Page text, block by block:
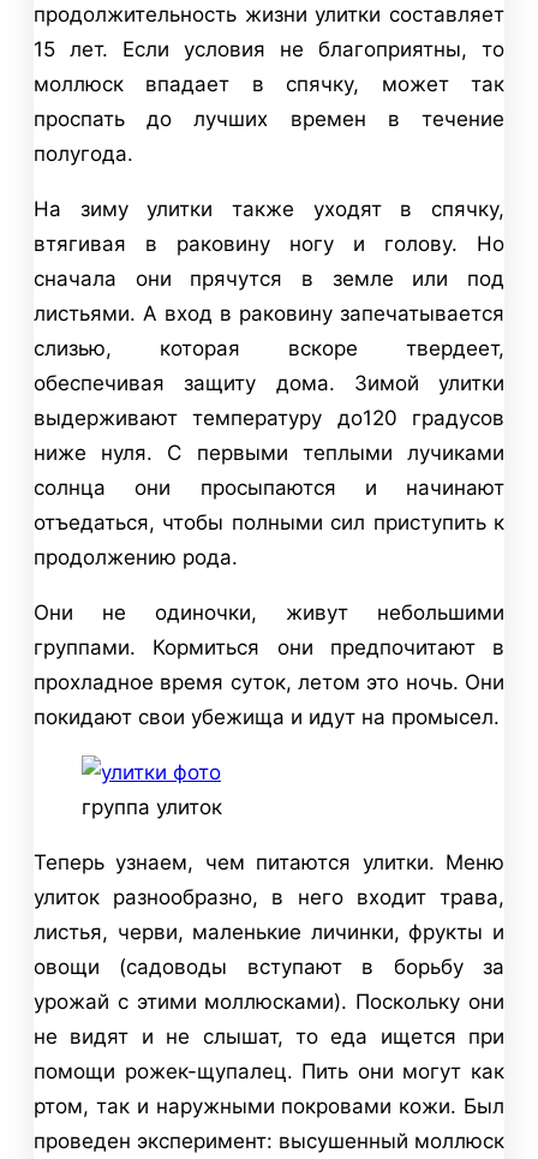
продолжительность жизни улитки составляет
15 лет. Если условия не благоприятны, то
моллюск впадает в спячку, может так
проспать до лучших времен в течение
полугода.
На зиму улитки также уходят в спячку,
втягивая в раковину ногу и голову. Но
сначала они прячутся в земле или под
листьями. А вход в раковину запечатывается
слизью, которая вскоре твердеет,
обеспечивая защиту дома. Зимой улитки
выдерживают температуру до120 градусов
ниже нуля. С первыми теплыми лучиками
солнца они просыпаются и начинают
отъедаться, чтобы полными сил приступить к
продолжению рода.
Они не одиночки, живут небольшими
группами. Кормиться они предпочитают в
прохладное время суток, летом это ночь. Они
покидают свои убежища и идут на промысел.
группа улиток
Теперь узнаем, чем питаются улитки. Меню
улиток разнообразно, в него входит трава,
листья, черви, маленькие личинки, фрукты и
овощи (садоводы вступают в борьбу за
урожай с этими моллюсками). Поскольку они
не видят и не слышат, то еда ищется при
помощи рожек-щупалец. Пить они могут как
ртом, так и наружными покровами кожи. Был
проведен эксперимент: высушенный моллюск